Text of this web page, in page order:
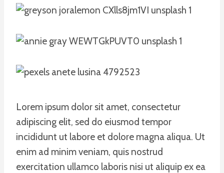
Lorem ipsum dolor sit amet, consectetur
adipiscing elit, sed do eiusmod tempor
incididunt ut labore et dolore magna aliqua. Ut
enim ad minim veniam, quis nostrud
exercitation ullamco laboris nisi ut aliquip ex ea